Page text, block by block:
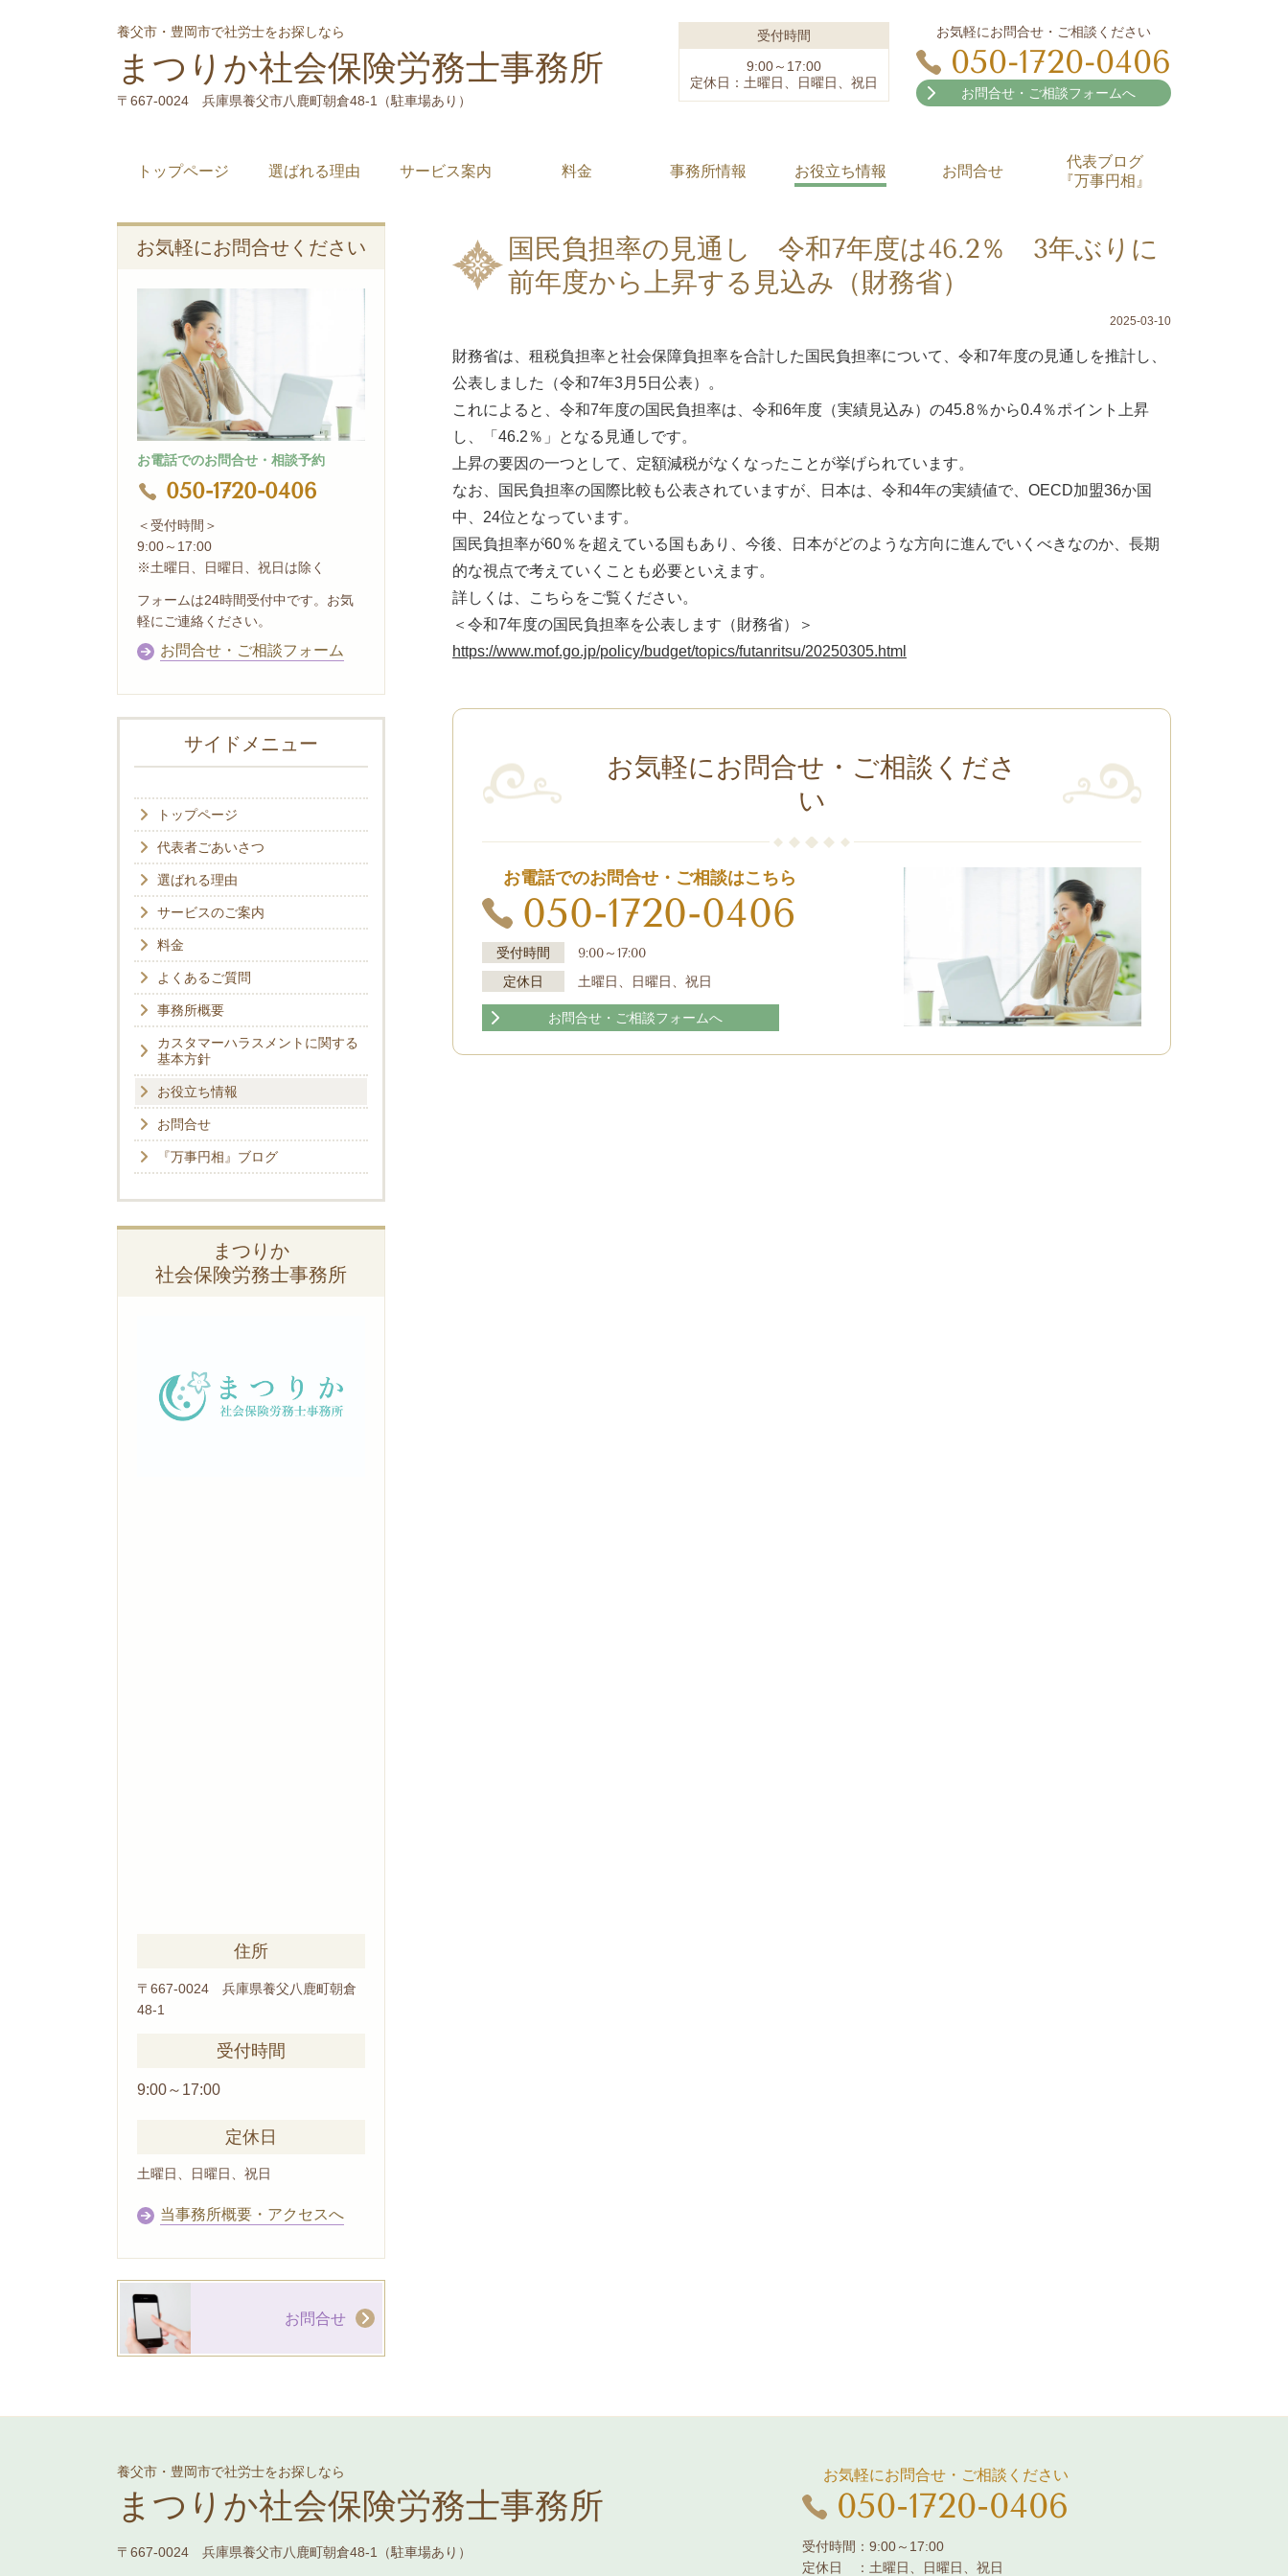
養父市・豊岡市で社労士をお探しなら
まつりか社会保険労務士事務所
〒667-0024 兵庫県養父市八鹿町朝倉48-1（駐車場あり）
受付時間
9:00～17:00
定休日：土曜日、日曜日、祝日
お気軽にお問合せ・ご相談ください
050-1720-0406
お問合せ・ご相談フォームへ
トップページ 選ばれる理由 サービス案内 料金 事務所情報 お役立ち情報 お問合せ
代表ブログ
『万事円相』
国民負担率の見通し 令和7年度は46.2％ 3年ぶりに
前年度から上昇する見込み（財務省）
2025-03-10
財務省は、租税負担率と社会保障負担率を合計した国民負担率について、令和7年度の見通しを推計し、
公表しました（令和7年3月5日公表）。
これによると、令和7年度の国民負担率は、令和6年度（実績見込み）の45.8％から0.4％ポイント上昇
し、「46.2％」となる見通しです。
上昇の要因の一つとして、定額減税がなくなったことが挙げられています。
なお、国民負担率の国際比較も公表されていますが、日本は、令和4年の実績値で、OECD加盟36か国
中、24位となっています。
国民負担率が60％を超えている国もあり、今後、日本がどのような方向に進んでいくべきなのか、長期
的な視点で考えていくことも必要といえます。
詳しくは、こちらをご覧ください。
＜令和7年度の国民負担率を公表します（財務省）＞
https://www.mof.go.jp/policy/budget/topics/futanritsu/20250305.html
お気軽にお問合せ・ご相談くださ
い
お電話でのお問合せ・ご相談はこちら
050-1720-0406
受付時間
9:00～17:00
定休日
土曜日、日曜日、祝日
お問合せ・ご相談フォームへ
お気軽にお問合せください
お電話でのお問合せ・相談予約
050-1720-0406
＜受付時間＞
9:00～17:00
※土曜日、日曜日、祝日は除く
フォームは24時間受付中です。お気
軽にご連絡ください。
お問合せ・ご相談フォーム
サイドメニュー
トップページ
代表者ごあいさつ
選ばれる理由
サービスのご案内
料金
よくあるご質問
事務所概要
カスタマーハラスメントに関する
基本方針
お役立ち情報
お問合せ
『万事円相』ブログ
まつりか
社会保険労務士事務所
住所
〒667-0024 兵庫県養父八鹿町朝倉
48-1
受付時間
9:00～17:00
定休日
土曜日、日曜日、祝日
当事務所概要・アクセスへ
お問合せ
養父市・豊岡市で社労士をお探しなら
まつりか社会保険労務士事務所
〒667-0024 兵庫県養父市八鹿町朝倉48-1（駐車場あり）
お気軽にお問合せ・ご相談ください
050-1720-0406
受付時間：9:00～17:00
定休日 ：土曜日、日曜日、祝日